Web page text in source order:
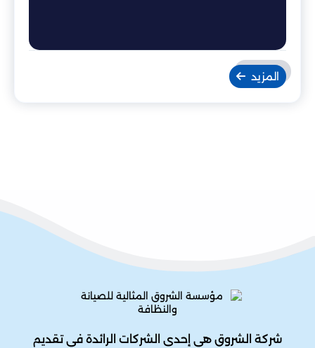
المزيد
شركة الشروق هي إحدى الشركات الرائدة في تقديم